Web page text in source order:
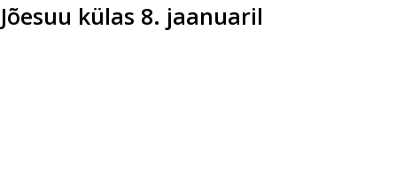
Jõesuu külas 8. jaanuaril